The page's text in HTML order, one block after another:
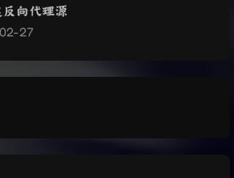
反向代理源
27